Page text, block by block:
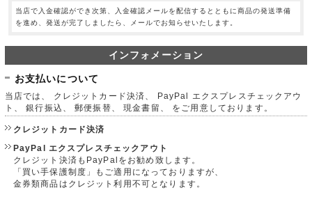
当店で入金確認ができ次第、入金確認メールを配信するとともに商品の発送準備
を進め、発送が完了しましたら、メールでお知らせいたします。
インフォメーション
お支払いについて
当店では、 クレジットカード決済、 PayPal エクスプレスチェックアウ
ト、 銀行振込、 郵便振替、 現金書留、 をご用意しております。
クレジットカード決済
PayPal エクスプレスチェックアウト
クレジット決済もPayPalをお勧め致します。
「買い手保護制度」もご適用になっておりますが、
金券類商品はクレジット利用不可となります。